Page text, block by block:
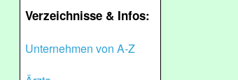
Verzeichnisse & Infos:
Unternehmen von A-Z